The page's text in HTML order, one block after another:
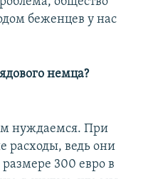
беженцев у нас
немца?
нуждаемся. При
расходы, ведь они
300 евро в